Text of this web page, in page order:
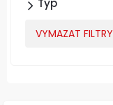
VYMAZAT FILTRY